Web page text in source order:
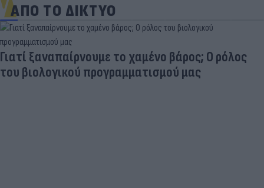
ΑΠΟ ΤΟ ΔΙΚΤΥΟ